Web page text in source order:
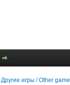
Другие игры / Other